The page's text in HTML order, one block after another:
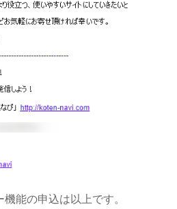
能の申込は以上です。